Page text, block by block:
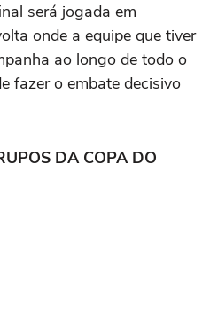
será jogada em
onde a equipe que tiver
ao longo de todo o
fazer o embate decisivo
DA COPA DO